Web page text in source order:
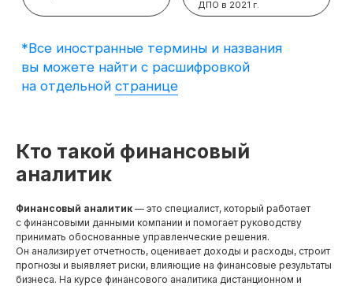
Кто такой финансовый
аналитик
Финансовый аналитик — это специалист, который работает
с финансовыми данными компании и помогает руководству
принимать обоснованные управленческие решения.
Он анализирует отчетность, оценивает доходы и расходы, строит
прогнозы и выявляет риски, влияющие на финансовые результаты
бизнеса. На курсе финансового аналитика дистанционном и